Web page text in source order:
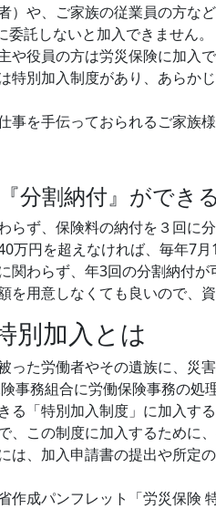
）や、ご家族の従業員の方な
託しないと加入できません。
や役員の方は労災保険に加入
特別加入制度があり、あらか
事を手伝っておられるご家族
分割納付』ができ
らず、保険料の納付を３回に分
万円を超えなければ、毎年7
関わらず、年3回の分割納付が
を用意しなくても良いので、
別加入とは
った労働者やその遺族に、災
事務組合に労働保険事務の
る「特別加入制度」に加入す
、この制度に加入するために
は、加入申請書の提出や所定
作成パンフレット「労災保険